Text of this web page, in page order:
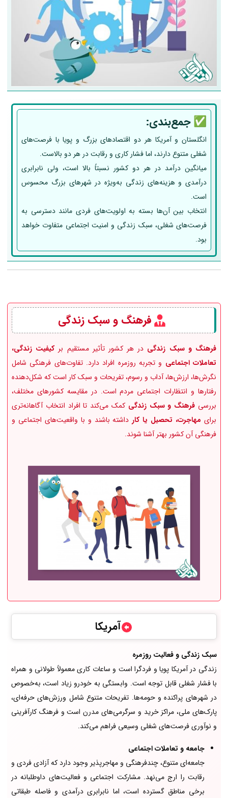
✅جمع‌بندی:
انگلستان و آمریکا هر دو اقتصادهای بزرگ و پویا با فرصت‌های
شغلی متنوع دارند، اما فشار کاری و رقابت در هر دو بالاست.
میانگین درآمد در هر دو کشور نسبتاً بالا است، ولی نابرابری
درآمدی و هزینه‌های زندگی به‌ویژه در شهرهای بزرگ محسوس
است.
انتخاب بین آن‌ها بسته به اولویت‌های فردی مانند دسترسی به
فرصت‌های شغلی، سبک زندگی و امنیت اجتماعی متفاوت خواهد
بود.
فرهنگ و سبک زندگی
فرهنگ و سبک زندگی در هر کشور تأثیر مستقیم بر کیفیت زندگی،
تعاملات اجتماعی و تجربه روزمره افراد دارد. تفاوت‌های فرهنگی شامل
نگرش‌ها، ارزش‌ها، آداب و رسوم، تفریحات و سبک کار است که شکل‌دهنده
رفتارها و انتظارات اجتماعی مردم است. در مقایسه کشورهای مختلف،
بررسی فرهنگ و سبک زندگی کمک می‌کند تا افراد انتخاب آگاهانه‌تری
برای مهاجرت، تحصیل یا کار داشته باشند و با واقعیت‌های اجتماعی و
فرهنگی آن کشور بهتر آشنا شوند.
آمریکا
سبک زندگی و فعالیت روزمره
زندگی در آمریکا پویا و فردگرا است و ساعات کاری معمولاً طولانی و همراه
با فشار شغلی قابل توجه است. وابستگی به خودرو زیاد است، به‌خصوص
در شهرهای پراکنده و حومه‌ها. تفریحات متنوع شامل ورزش‌های حرفه‌ای،
پارک‌های ملی، مراکز خرید و سرگرمی‌های مدرن است و فرهنگ کارآفرینی
و نوآوری فرصت‌های شغلی وسیعی فراهم می‌کند.
جامعه و تعاملات اجتماعی
جامعه‌ای متنوع، چندفرهنگی و مهاجرپذیر وجود دارد که آزادی فردی و
رقابت را ارج می‌نهد. مشارکت اجتماعی و فعالیت‌های داوطلبانه در
برخی مناطق گسترده است، اما نابرابری درآمدی و فاصله طبقاتی